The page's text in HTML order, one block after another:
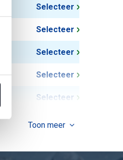
Selecteer
Selecteer
Selecteer
Selecteer
Selecteer
Toon meer